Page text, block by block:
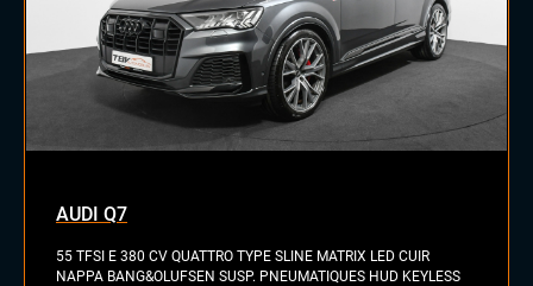
automatique
électrique
GPL
AUDI Q7
55 TFSI E 380 CV QUATTRO TYPE SLINE MATRIX LED CUIR
NAPPA BANG&OLUFSEN SUSP. PNEUMATIQUES HUD KEYLESS